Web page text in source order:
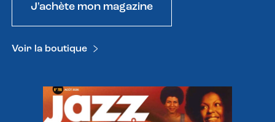
J'achète mon magazine
Voir la boutique